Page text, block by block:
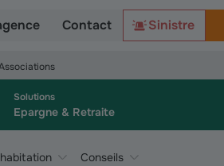
Contact Sinistre
Solutions
Epargne & Retraite
Conseils